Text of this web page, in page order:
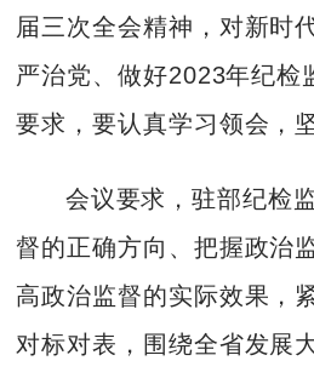
届三次全会精神，对新时
严治党、做好2023年纪检
要求，要认真学习领会，
会议要求，驻部纪检
督的正确方向、把握政治
高政治监督的实际效果，
对标对表，围绕全省发展